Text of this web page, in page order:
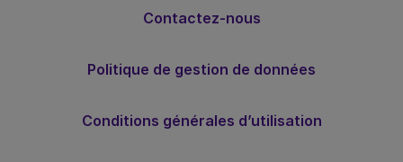
Contactez-nous
Politique de gestion de données
Conditions générales d’utilisation